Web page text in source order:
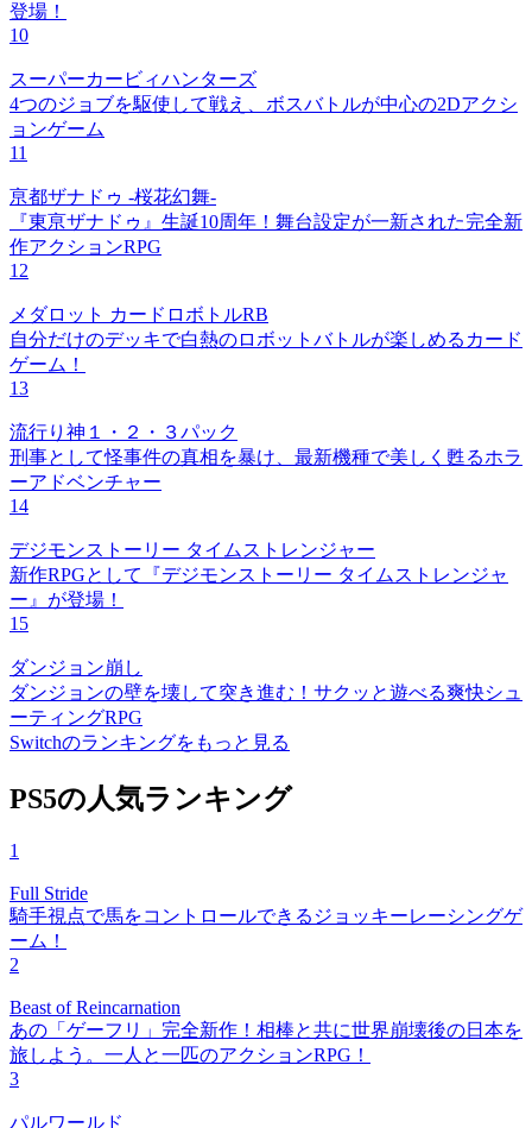
登場！
10
スーパーカービィハンターズ
4つのジョブを駆使して戦え、ボスバトルが中心の2Dアクシ
ョンゲーム
11
亰都ザナドゥ -桜花幻舞-
『東亰ザナドゥ』生誕10周年！舞台設定が一新された完全新
作アクションRPG
12
メダロット カードロボトルRB
自分だけのデッキで白熱のロボットバトルが楽しめるカード
ゲーム！
13
流行り神１・２・３パック
刑事として怪事件の真相を暴け、最新機種で美しく甦るホラ
ーアドベンチャー
14
デジモンストーリー タイムストレンジャー
新作RPGとして『デジモンストーリー タイムストレンジャ
ー』が登場！
15
ダンジョン崩し
ダンジョンの壁を壊して突き進む！サクッと遊べる爽快シュ
ーティングRPG
Switchのランキングをもっと見る
PS5の人気ランキング
1
Full Stride
騎手視点で馬をコントロールできるジョッキーレーシングゲ
ーム！
2
Beast of Reincarnation
あの「ゲーフリ」完全新作！相棒と共に世界崩壊後の日本を
旅しよう。一人と一匹のアクションRPG！
3
パルワールド